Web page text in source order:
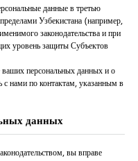
данные в третью
Узбекистана (например,
законодательства и при
уровень защиты Субъектов
ваших персональных данных и о
с нами по контактам, указанным в
данных
вы вправе